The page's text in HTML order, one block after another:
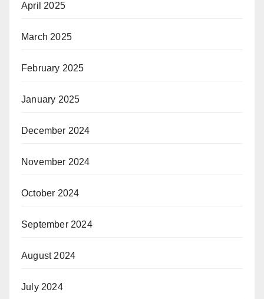
April 2025
March 2025
February 2025
January 2025
December 2024
November 2024
October 2024
September 2024
August 2024
July 2024